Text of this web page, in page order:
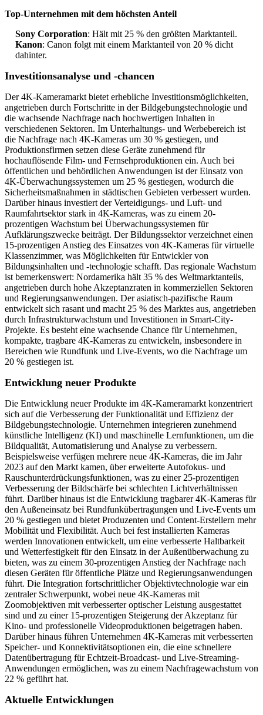
Top-Unternehmen mit dem höchsten Anteil
Sony Corporation: Hält mit 25 % den größten Marktanteil.
Kanon: Canon folgt mit einem Marktanteil von 20 % dicht
dahinter.
Investitionsanalyse und -chancen
Der 4K-Kameramarkt bietet erhebliche Investitionsmöglichkeiten,
angetrieben durch Fortschritte in der Bildgebungstechnologie und
die wachsende Nachfrage nach hochwertigen Inhalten in
verschiedenen Sektoren. Im Unterhaltungs- und Werbebereich ist
die Nachfrage nach 4K-Kameras um 30 % gestiegen, und
Produktionsfirmen setzen diese Geräte zunehmend für
hochauflösende Film- und Fernsehproduktionen ein. Auch bei
öffentlichen und behördlichen Anwendungen ist der Einsatz von
4K-Überwachungssystemen um 25 % gestiegen, wodurch die
Sicherheitsmaßnahmen in städtischen Gebieten verbessert wurden.
Darüber hinaus investiert der Verteidigungs- und Luft- und
Raumfahrtsektor stark in 4K-Kameras, was zu einem 20-
prozentigen Wachstum bei Überwachungssystemen für
Aufklärungszwecke beiträgt. Der Bildungssektor verzeichnet einen
15-prozentigen Anstieg des Einsatzes von 4K-Kameras für virtuelle
Klassenzimmer, was Möglichkeiten für Entwickler von
Bildungsinhalten und -technologie schafft. Das regionale Wachstum
ist bemerkenswert: Nordamerika hält 35 % des Weltmarktanteils,
angetrieben durch hohe Akzeptanzraten in kommerziellen Sektoren
und Regierungsanwendungen. Der asiatisch-pazifische Raum
entwickelt sich rasant und macht 25 % des Marktes aus, angetrieben
durch Infrastrukturwachstum und Investitionen in Smart-City-
Projekte. Es besteht eine wachsende Chance für Unternehmen,
kompakte, tragbare 4K-Kameras zu entwickeln, insbesondere in
Bereichen wie Rundfunk und Live-Events, wo die Nachfrage um
20 % gestiegen ist.
Entwicklung neuer Produkte
Die Entwicklung neuer Produkte im 4K-Kameramarkt konzentriert
sich auf die Verbesserung der Funktionalität und Effizienz der
Bildgebungstechnologie. Unternehmen integrieren zunehmend
künstliche Intelligenz (KI) und maschinelle Lernfunktionen, um die
Bildqualität, Automatisierung und Analyse zu verbessern.
Beispielsweise verfügen mehrere neue 4K-Kameras, die im Jahr
2023 auf den Markt kamen, über erweiterte Autofokus- und
Rauschunterdrückungsfunktionen, was zu einer 25-prozentigen
Verbesserung der Bildschärfe bei schlechten Lichtverhältnissen
führt. Darüber hinaus ist die Entwicklung tragbarer 4K-Kameras für
den Außeneinsatz bei Rundfunkübertragungen und Live-Events um
20 % gestiegen und bietet Produzenten und Content-Erstellern mehr
Mobilität und Flexibilität. Auch bei fest installierten Kameras
werden Innovationen entwickelt, um eine verbesserte Haltbarkeit
und Wetterfestigkeit für den Einsatz in der Außenüberwachung zu
bieten, was zu einem 30-prozentigen Anstieg der Nachfrage nach
diesen Geräten für öffentliche Plätze und Regierungsanwendungen
führt. Die Integration fortschrittlicher Objektivtechnologie war ein
zentraler Schwerpunkt, wobei neue 4K-Kameras mit
Zoomobjektiven mit verbesserter optischer Leistung ausgestattet
sind und zu einer 15-prozentigen Steigerung der Akzeptanz für
Kino- und professionelle Videoproduktionen beigetragen haben.
Darüber hinaus führen Unternehmen 4K-Kameras mit verbesserten
Speicher- und Konnektivitätsoptionen ein, die eine schnellere
Datenübertragung für Echtzeit-Broadcast- und Live-Streaming-
Anwendungen ermöglichen, was zu einem Nachfragewachstum von
22 % geführt hat.
Aktuelle Entwicklungen